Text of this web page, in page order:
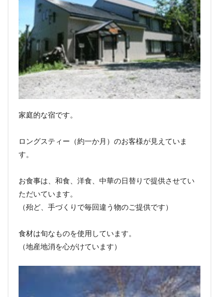
家庭的な宿です。
ロングスティー（約一か月）のお客様が見えていま
す。
お食事は、和食、洋食、中華の日替りで提供させてい
ただいています。
（殆ど、手づくりで毎回違う物のご提供です）
食材は旬なものを使用しています。
（地産地消を心がけています）